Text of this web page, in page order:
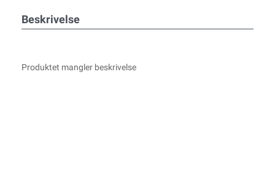
Beskrivelse
Produktet mangler beskrivelse